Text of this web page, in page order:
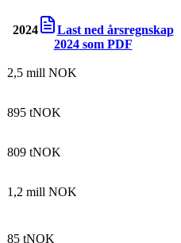
2024
Last ned årsregnskap
2024som PDF
2,5 mill NOK
895 tNOK
809 tNOK
1,2 mill NOK
85 tNOK